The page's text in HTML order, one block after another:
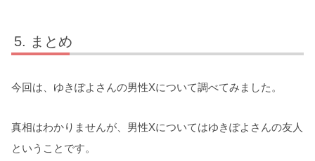
まとめ
今回は、ゆきぽよさんの男性Xについて調べてみました。
真相はわかりませんが、男性Xについてはゆきぽよさんの友人
ということです。